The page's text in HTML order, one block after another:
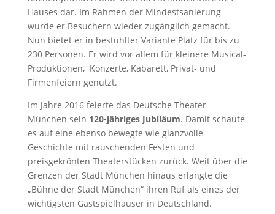
Hauses dar. Im Rahmen der Mindestsanierung
wurde er Besuchern wieder zugänglich gemacht.
Nun bietet er in bestuhlter Variante Platz für bis zu
230 Personen. Er wird vor allem für kleinere Musical-
Produktionen, Konzerte, Kabarett, Privat- und
Firmenfeiern genutzt.
Im Jahre 2016 feierte das Deutsche Theater
München sein 120-jähriges Jubiläum. Damit schaute
es auf eine ebenso bewegte wie glanzvolle
Geschichte mit rauschenden Festen und
preisgekrönten Theaterstücken zurück. Weit über die
Grenzen der Stadt München hinaus erlangte die
„Bühne der Stadt München“ ihren Ruf als eines der
wichtigsten Gastspielhäuser in Deutschland.